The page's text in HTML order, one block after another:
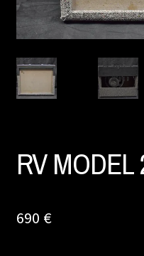
RV MODEL
690 €